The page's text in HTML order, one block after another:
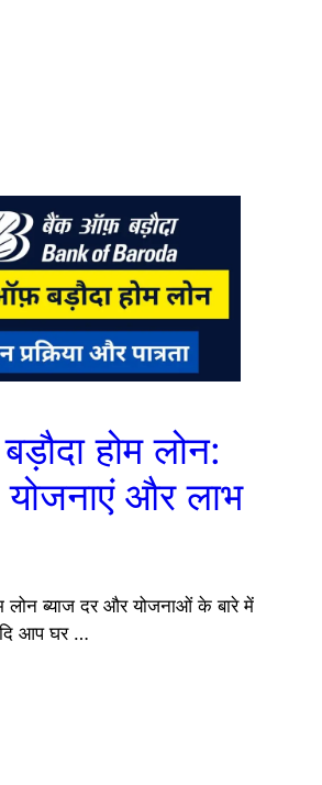
होम लोन:
योजनाएं और लाभ
लोन ब्याज दर और योजनाओं के बारे में
आप घर …